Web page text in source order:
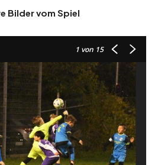
Bilder vom Spiel
1 von 15